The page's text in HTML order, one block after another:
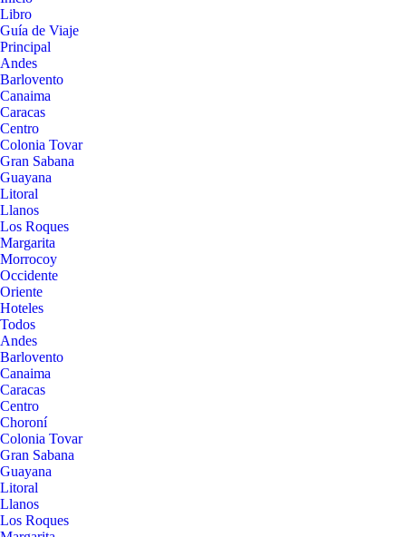
Libro
Guía de Viaje
Principal
Andes
Barlovento
Canaima
Caracas
Centro
Colonia Tovar
Gran Sabana
Guayana
Litoral
Llanos
Los Roques
Margarita
Morrocoy
Occidente
Oriente
Hoteles
Todos
Andes
Barlovento
Canaima
Caracas
Centro
Choroní
Colonia Tovar
Gran Sabana
Guayana
Litoral
Llanos
Los Roques